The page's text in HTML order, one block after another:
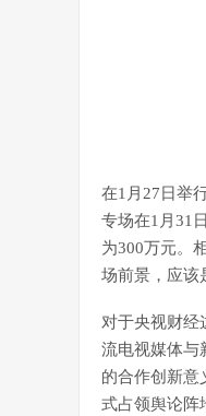
在1月27日举
专场在1月31
为300万元。
场前景，应该
对于央视财经
流电视媒体与
的合作创新意
式占领舆论阵